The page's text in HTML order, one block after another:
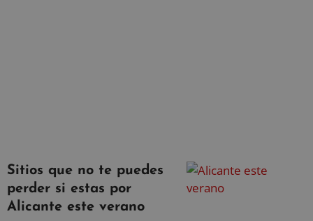
Sitios que no te puedes
perder si estas por
Alicante este verano